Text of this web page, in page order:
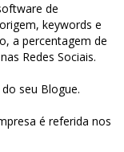
de
keywords e
a percentagem de
Redes Sociais.
seu Blogue.
é referida nos